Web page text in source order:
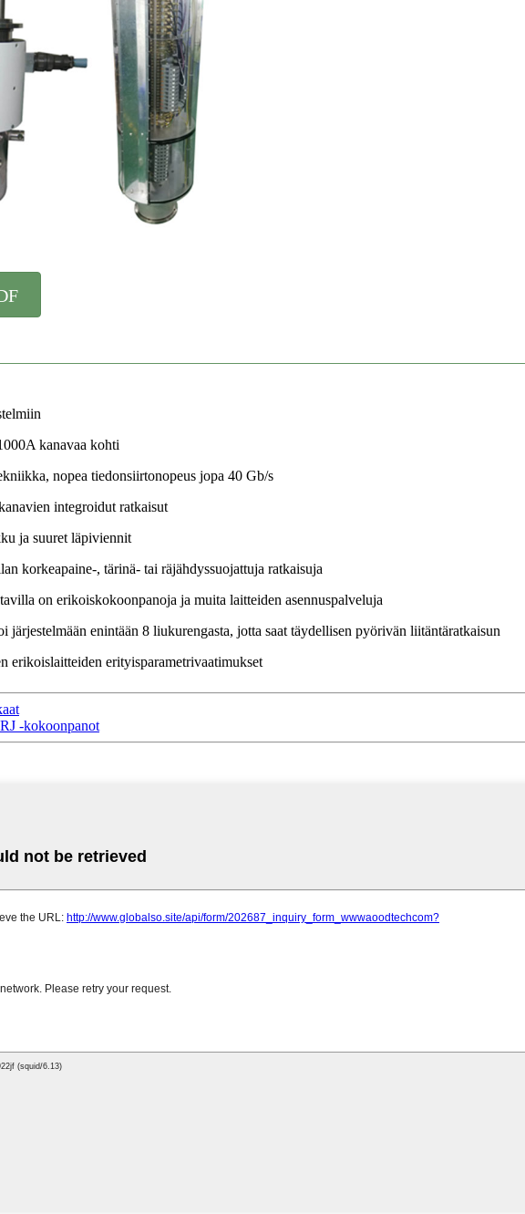
kanavaa kohti
nopea tiedonsiirtonopeus jopa 40 Gb/s
integroidut ratkaisut
ja suuret läpiviennit
korkeapaine-, tärinä- tai räjähdyssuojattuja ratkaisuja
on erikoiskokoonpanoja ja muita laitteiden asennuspalveluja
enintään 8 liukurengasta, jotta saat täydellisen pyörivän liitäntäratkaisun
erikoislaitteiden erityisparametrivaatimukset
-kokoonpanot